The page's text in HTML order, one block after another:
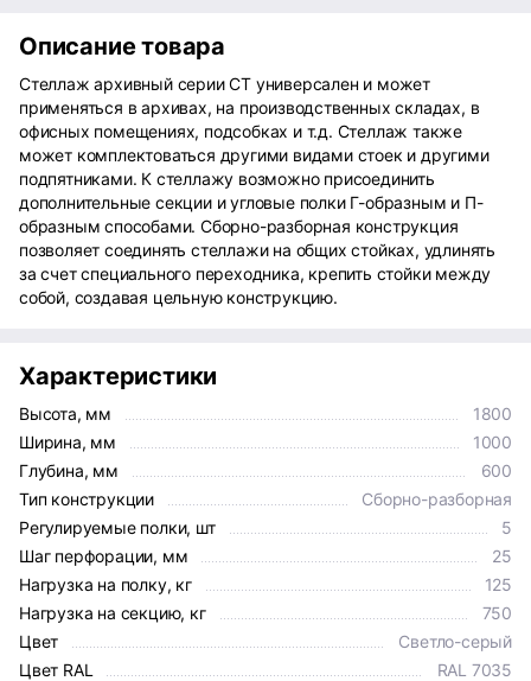
Описание товара
Стеллаж архивный серии СТ универсален и может
применяться в архивах, на производственных складах, в
офисных помещениях, подсобках и т.д. Стеллаж также
может комплектоваться другими видами стоек и другими
подпятниками. К стеллажу возможно присоединить
дополнительные секции и угловые полки Г-образным и П-
образным способами. Сборно-разборная конструкция
позволяет соединять стеллажи на общих стойках, удлинять
за счет специального переходника, крепить стойки между
собой, создавая цельную конструкцию.
Характеристики
Высота, мм
1800
Ширина, мм
1000
Глубина, мм
600
Тип конструкции
Сборно-разборная
Регулируемые полки, шт
5
Шаг перфорации, мм
25
Нагрузка на полку, кг
125
Нагрузка на секцию, кг
750
Цвет
Светло-серый
Цвет RAL
RAL 7035